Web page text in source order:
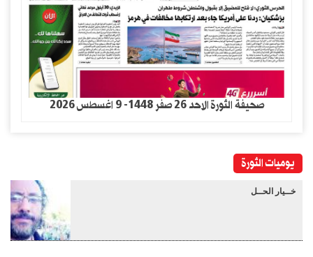
صحيفة الثورة الاحد 26 صفر 1448- 9 اغسطس 2026
يوميات الثورة
خــيار الحــل